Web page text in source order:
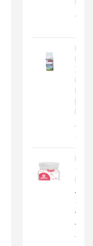
Hoa
Xịt
|
RT300
Khăn
Giấy
Lụa
Silk
400|
JPS400